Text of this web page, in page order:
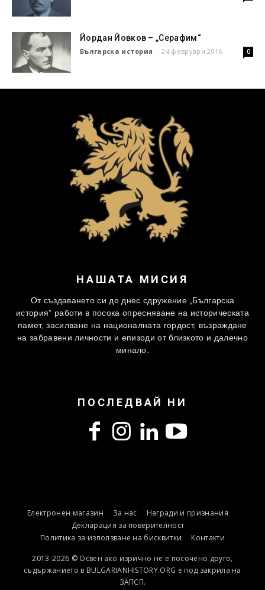
Йордан Йовков – „Серафим“
Българска история - 24 февруари 2016 0
НАШАТА МИСИЯ
От създаването си до днес сдружение „Българска
история” работи в посока опресняване на историческата
памет, засилване на националната гордост, възраждане
на забравени личности и епизоди от близкото и далечно
минало.
ПОСЛЕДВАЙ НИ
Електронен магазин За нас
Награди и признания
Декларация за поверителност
Политика за използване на бисквитки
Контакти
2013-2026 © Освен ако изрично не е посочено друго,
съдържанието в BULGARIANHISTORY.ORG е под закрила на
ЗАПСП.